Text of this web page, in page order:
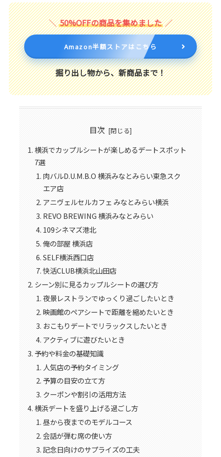
50%OFFの商品を集めました
Amazon半額ストアはこちら
掘り出し物から、新商品まで！
目次
横浜でカップルシートが楽しめるデートスポット
7選
肉バルD.U.M.B.O 横浜みなとみらい東急スク
エア店
アニヴェルセルカフェ みなとみらい横浜
REVO BREWING 横浜みなとみらい
109シネマズ港北
俺の部屋 横浜店
SELF横浜西口店
快活CLUB横浜北山田店
シーン別に見るカップルシートの選び方
夜景レストランでゆっくり過ごしたいとき
映画館のペアシートで距離を縮めたいとき
おこもりデートでリラックスしたいとき
アクティブに遊びたいとき
予約や料金の基礎知識
人気店の予約タイミング
予算の目安の立て方
クーポンや割引の活用方法
横浜デートを盛り上げる過ごし方
昼から夜までのモデルコース
会話が弾む席の使い方
記念日向けのサプライズの工夫